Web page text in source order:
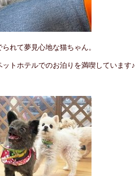
れて夢見心地な猫ちゃん。
トホテルでのお泊りを満喫しています♪